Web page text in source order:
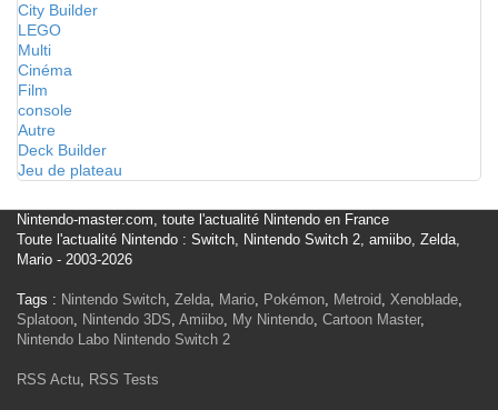
City Builder
LEGO
Multi
Cinéma
Film
console
Autre
Deck Builder
Jeu de plateau
Nintendo-master.com, toute l'actualité Nintendo en France
Toute l'actualité Nintendo : Switch, Nintendo Switch 2, amiibo, Zelda,
Mario - 2003-2026
Tags : Nintendo Switch, Zelda, Mario, Pokémon, Metroid, Xenoblade,
Splatoon, Nintendo 3DS, Amiibo, My Nintendo, Cartoon Master,
Nintendo Labo Nintendo Switch 2
RSS Actu, RSS Tests